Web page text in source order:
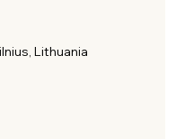
Lithuania